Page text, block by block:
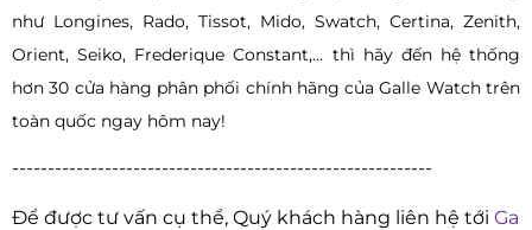
như Longines, Rado, Tissot, Mido, Swatch, Certina, Zenith,
Orient, Seiko, Frederique Constant,... thì hãy đến hệ thống
hơn 30 cửa hàng phân phối chính hãng của Galle Watch trên
toàn quốc ngay hôm nay!
-----------------------------------------------------------
Để được tư vấn cụ thể, Quý khách hàng liên hệ tới Ga